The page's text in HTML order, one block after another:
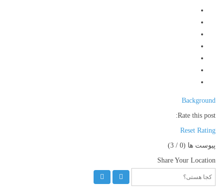
Background
Rate this post:
Reset Rating
پیوست ها (0
/ 3)
Share Your Location